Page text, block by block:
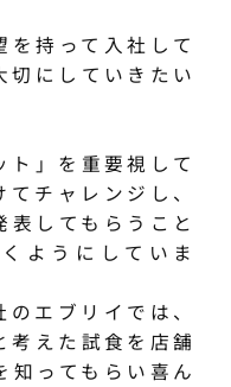
持って入社して
切にしていきたい
ト」を重要視して
チャレンジし、
してもらうこと
ようにしていま
エブリイでは、
考えた試食を店舗
ってもらい喜ん